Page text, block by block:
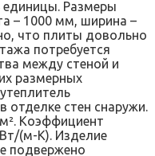
единицы. Размеры
– 1000 мм, ширина –
что плиты довольно
потребуется
между стеной и
размерных
отделке стен снаружи.
Коэффициент
(м-К). Изделие
подвержено